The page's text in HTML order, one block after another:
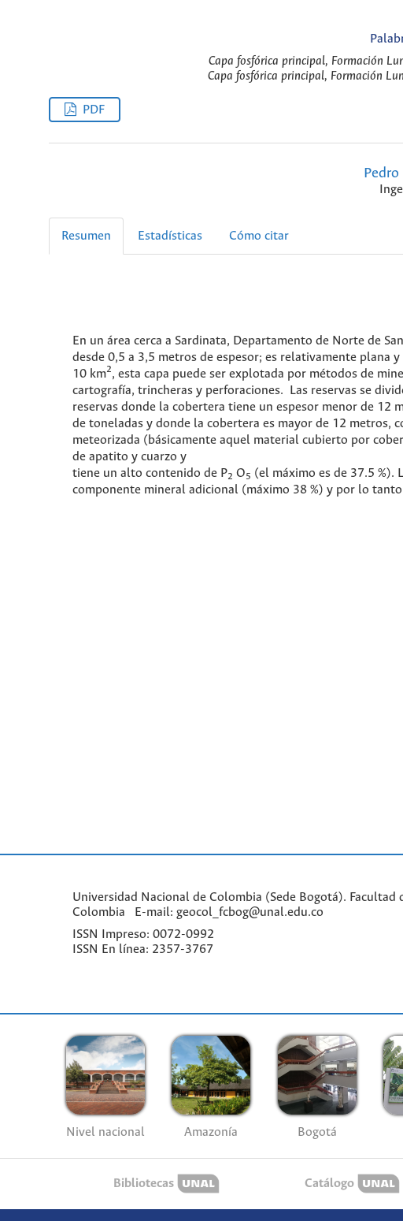
Capa fosfórica principal, Formación
Capa fosfórica principal, Formación
PDF
Resumen Estadísticas Cómo citar
En un área cerca a Sardinata, Departamento de Norte de
desde 0,5 a 3,5 metros de espesor; es relativamente plana
10 km2, esta capa puede ser explotada por métodos de
cartografía, trincheras y perforaciones. Las reservas se
reservas donde la cobertera tiene un espesor menor de 12
de toneladas y donde la cobertera es mayor de 12 metros,
meteorizada (básicamente aquel material cubierto por
de apatito y cuarzo y
tiene un alto contenido de P2 O5 (el máximo es de 37.5 %).
componente mineral adicional (máximo 38 %) y por lo
Universidad Nacional de Colombia (Sede Bogotá).
Colombia E-mail: geocol_fcbog@unal.edu.co
ISSN Impreso: 0072-0992
ISSN En línea: 2357-3767
Nivel nacional Amazonía Bogotá
Bibliotecas Catálogo